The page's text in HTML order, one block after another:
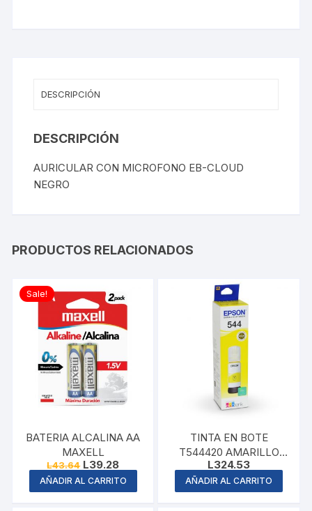
DESCRIPCIÓN
DESCRIPCIÓN
AURICULAR CON MICROFONO EB-CLOUD
NEGRO
PRODUCTOS RELACIONADOS
Sale!
BATERIA ALCALINA AA
MAXELL
L43.64 Original
price
was:
L43.64.
L39.28Current
price
is:
L39.28.
AÑADIR AL CARRITO
TINTA EN BOTE
T544420 AMARILLO
EPSON
L324.53
AÑADIR AL CARRITO